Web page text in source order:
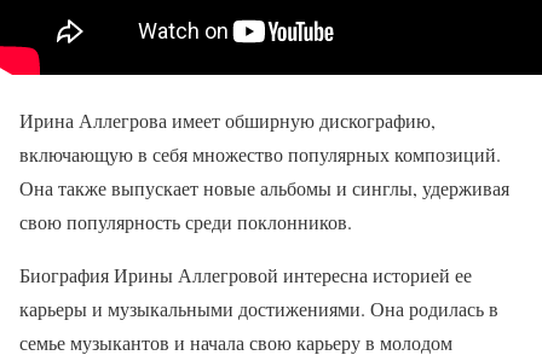
Ирина Аллегрова имеет обширную дискографию,
включающую в себя множество популярных композиций.
Она также выпускает новые альбомы и синглы, удерживая
свою популярность среди поклонников.
Биография Ирины Аллегровой интересна историей ее
карьеры и музыкальными достижениями. Она родилась в
семье музыкантов и начала свою карьеру в молодом